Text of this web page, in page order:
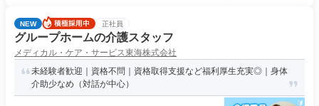
NEW 正社員
グループホームの介護スタッフ
メディカル・ケア・サービス東海株式会社
未経験者歓迎｜資格不問｜資格取得支援など福利厚生充実◎｜身体
介助少なめ（対話が中心）